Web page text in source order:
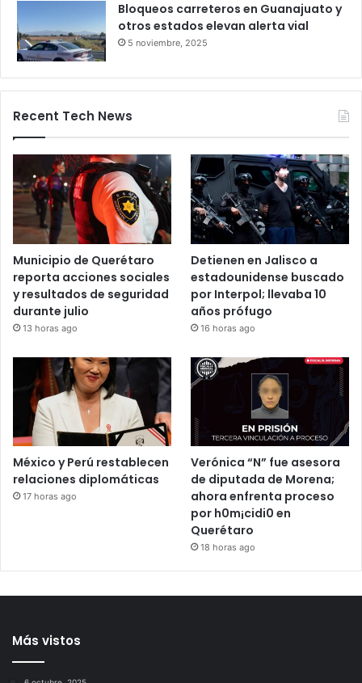
Bloqueos carreteros en Guanajuato y
otros estados elevan alerta vial
5 noviembre, 2025
Recent Tech News
Municipio de Querétaro
reporta acciones sociales
y resultados de seguridad
durante julio
13 horas ago
Detienen en Jalisco a
estadounidense buscado
por Interpol; llevaba 10
años prófugo
16 horas ago
México y Perú restablecen
relaciones diplomáticas
17 horas ago
Verónica “N” fue asesora
de diputada de Morena;
ahora enfrenta proceso
por h0m¡cidi0 en
Querétaro
18 horas ago
Más vistos